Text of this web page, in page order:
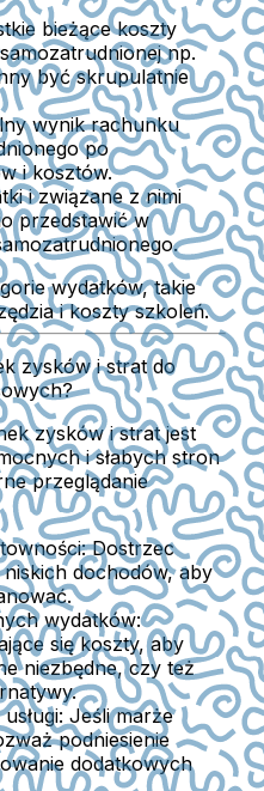
bieżące koszty
np.
być skrupulatnie
wynik rachunku
po
i kosztów.
i związane z nimi
przedstawić w
wydatków, takie
i koszty szkoleń.
zysków i strat do
zysków i strat jest
i słabych stron
przeglądanie
Dostrzec
dochodów, aby
wydatków:
się koszty, aby
niezbędne, czy też
Jeśli marże
podniesienie
dodatkowych